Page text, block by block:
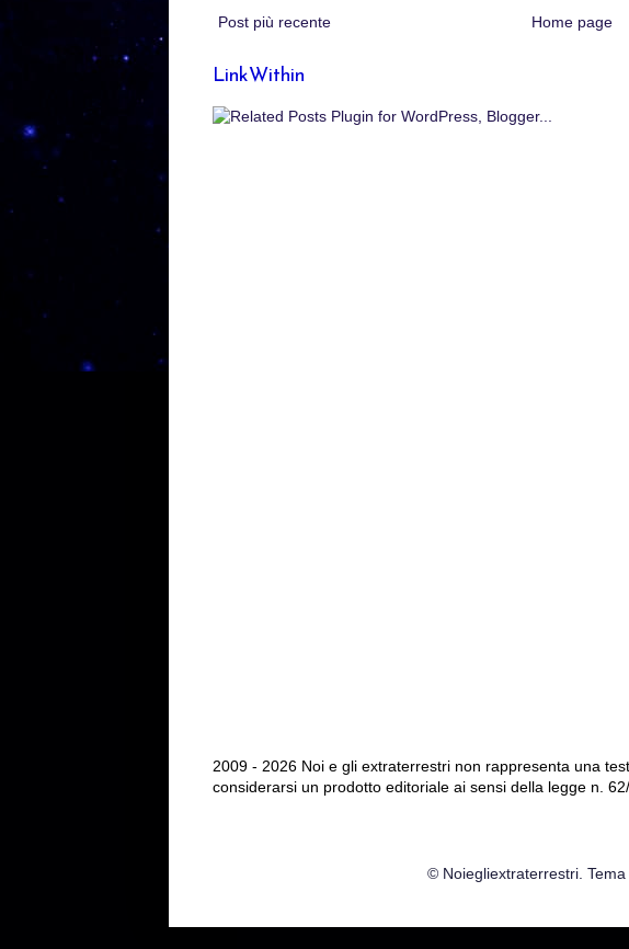
Post più recente Home page
LinkWithin
2009 - 2026 Noi e gli extraterrestri non rappresenta una
considerarsi un prodotto editoriale ai sensi della legge n. 62/
© Noiegliextraterrestri.